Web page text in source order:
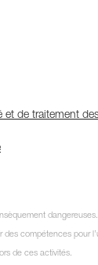
et de traitement
des compétences pour
lors de ces activités.